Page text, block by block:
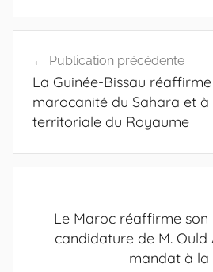
de
l’article
Publication précédente
La Guinée-Bissau
marocanité du Sahara et à
territoriale du Royaume
Le Maroc réaffirme son
candidature de M.
mandat à la